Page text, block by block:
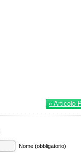
« Articolo
Nome (obbligatorio)